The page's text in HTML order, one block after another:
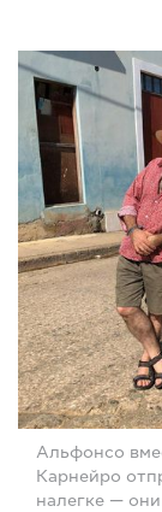
Альфонсо
Карнейро
налегке —